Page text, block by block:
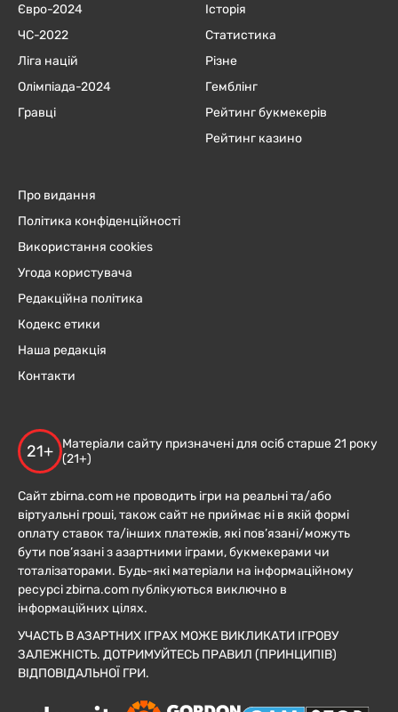
Євро-2024
ЧC-2022
Ліга націй
Олімпіада-2024
Гравці
Історія
Статистика
Різне
Гемблінг
Рейтинг букмекерів
Рейтинг казино
Про видання
Політика конфіденційності
Використання cookies
Угода користувача
Редакційна політика
Кодекс етики
Наша редакція
Контакти
21+
Матеріали сайту призначені для осіб старше 21 року
(21+)
Сайт zbirna.com не проводить ігри на реальні та/або
віртуальні гроші, також сайт не приймає ні в якій формі
оплату ставок та/інших платежів, які пов’язані/можуть
бути пов’язані з азартними іграми, букмекерами чи
тоталізаторами. Будь-які матеріали на інформаційному
ресурсі zbirna.com публікуються виключно в
інформаційних цілях.
УЧАСТЬ В АЗАРТНИХ ІГРАХ МОЖЕ ВИКЛИКАТИ ІГРОВУ
ЗАЛЕЖНІСТЬ. ДОТРИМУЙТЕСЬ ПРАВИЛ (ПРИНЦИПІВ)
ВІДПОВІДАЛЬНОЇ ГРИ.